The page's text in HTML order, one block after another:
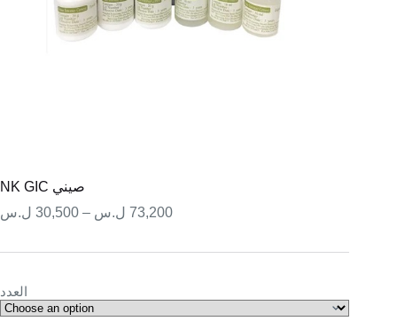
NK GIC صيني
30,500 ل.س – 73,200 ل.س
نطاق
العدد